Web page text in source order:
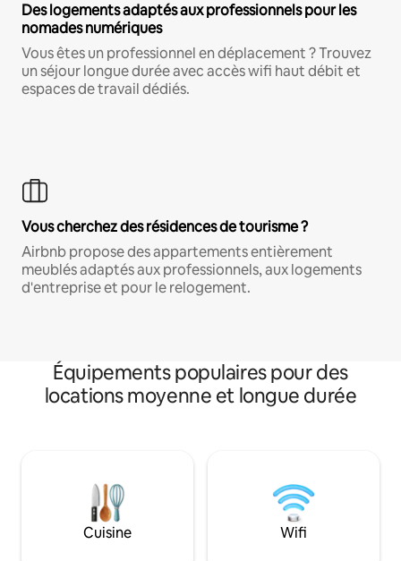
Des logements adaptés aux professionnels pour les
nomades numériques
Vous êtes un professionnel en déplacement ? Trouvez
un séjour longue durée avec accès wifi haut débit et
espaces de travail dédiés.
Vous cherchez des résidences de tourisme ?
Airbnb propose des appartements entièrement
meublés adaptés aux professionnels, aux logements
d'entreprise et pour le relogement.
Équipements populaires pour des
locations moyenne et longue durée
Cuisine Wifi